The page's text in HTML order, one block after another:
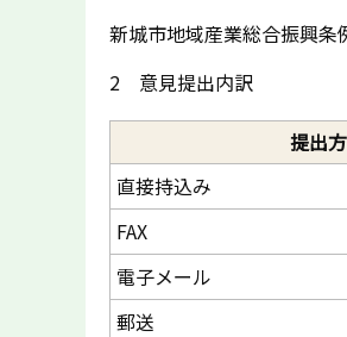
新城市地域産業総合振興条
2 意見提出内訳
提出
直接持込み
FAX
電子メール
郵送